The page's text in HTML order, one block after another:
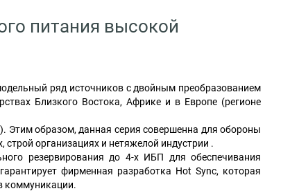
питания высокой
ряд источников с двойным преобразованием
Близкого Востока, Африке и в Европе (регионе
Этим образом, данная серия совершенна для обороны
организациях и нетяжелой индустрии .
резервирования до 4-х ИБП для обеспечивания
фирменная разработка Hot Sync, которая
коммуникации.